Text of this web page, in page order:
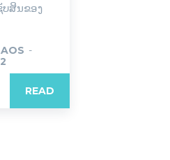
ສິນຂອງ
-
READ